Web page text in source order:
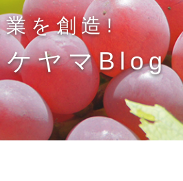
業を創造!
ケヤマBlog